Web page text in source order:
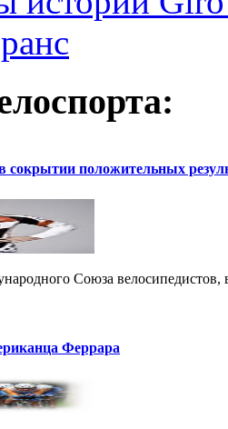
сокрытии положительных
Союза
Феррара